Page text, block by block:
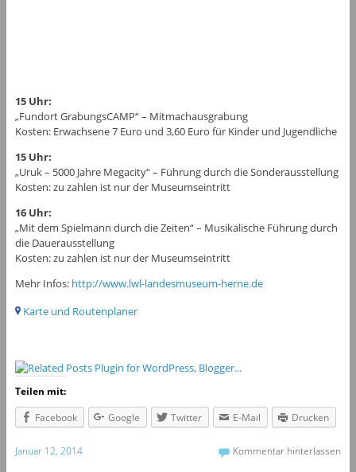
15 Uhr:
„Fundort GrabungsCAMP“ – Mitmachausgrabung
Kosten: Erwachsene 7 Euro und 3,60 Euro für Kinder und Jugendliche
15 Uhr:
„Uruk – 5000 Jahre Megacity“ – Führung durch die Sonderausstellung
Kosten: zu zahlen ist nur der Museumseintritt
16 Uhr:
„Mit dem Spielmann durch die Zeiten“ – Musikalische Führung durch
die Dauerausstellung
Kosten: zu zahlen ist nur der Museumseintritt
Mehr Infos: http://www.lwl-landesmuseum-herne.de
Karte und Routenplaner
Teilen mit:
Facebook
Google Twitter E-Mail Drucken
Januar 12, 2014 Kommentar hinterlassen